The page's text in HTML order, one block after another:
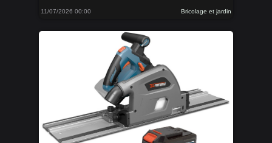
11/07/2026 00:00 Bricolage et jardin